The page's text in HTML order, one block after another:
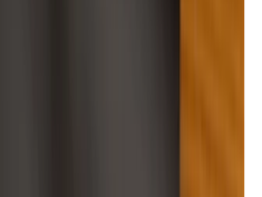
รตรวจจับคอร์ด เปลี่ยน
อมเพลงไม่เคยง่ายเท่านี้